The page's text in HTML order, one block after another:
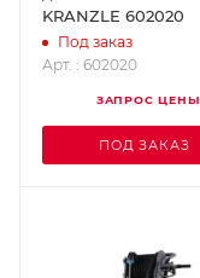
KRANZLE 602020
Под заказ
Арт. : 602020
ЗАПРОС ЦЕНЫ
ПОД ЗАКАЗ